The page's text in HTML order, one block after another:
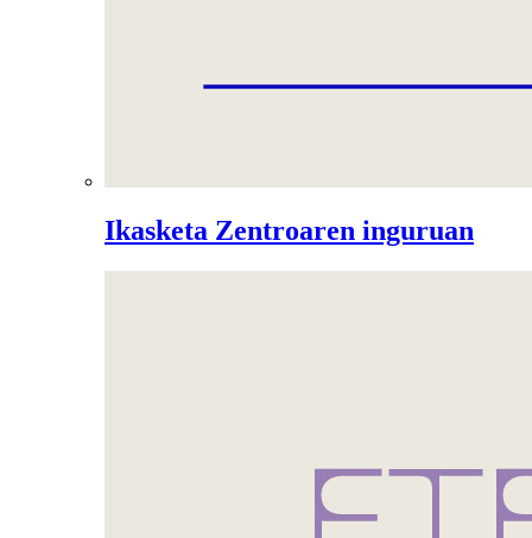
Ikasketa Zentroaren inguruan